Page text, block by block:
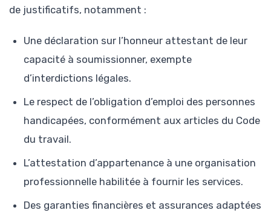
de justificatifs, notamment :
Une déclaration sur l’honneur attestant de leur
capacité à soumissionner, exempte
d’interdictions légales.
Le respect de l’obligation d’emploi des personnes
handicapées, conformément aux articles du Code
du travail.
L’attestation d’appartenance à une organisation
professionnelle habilitée à fournir les services.
Des garanties financières et assurances adaptées